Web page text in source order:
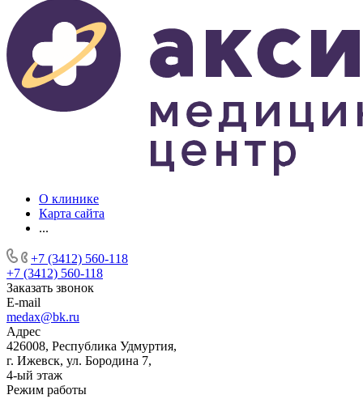
О клинике
Карта сайта
...
+7 (3412) 560-118
+7 (3412) 560-118
Заказать звонок
E-mail
medax@bk.ru
Адрес
426008, Республика Удмуртия,
г. Ижевск, ул. Бородина 7,
4-ый этаж
Режим работы